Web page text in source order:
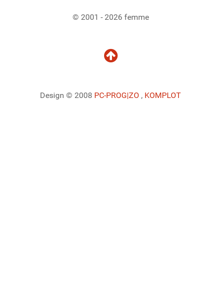
© 2001 - 2026 femme
Design © 2008 PC-PROG|ZO , KOMPLOT